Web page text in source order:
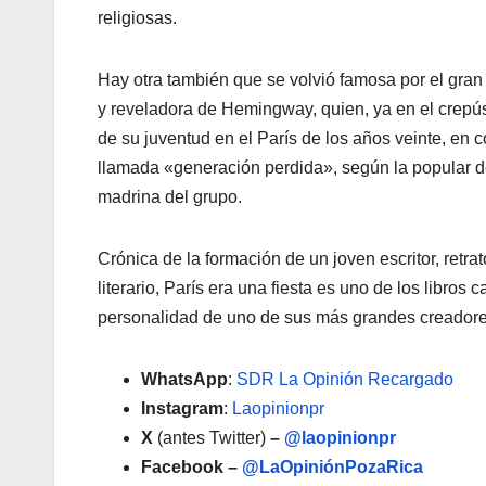
religiosas.
Hay otra también que se volvió famosa por el
y reveladora de Hemingway, quien, ya en el
de su juventud en el París de los años veinte, en
llamada «generación perdida», según la
madrina del grupo.
Crónica de la formación de un joven escritor,
literario, París era una fiesta es uno de los libros
personalidad de uno de sus más grandes
WhatsApp: SDR La Opinión Recargado
Instagram: Laopinionpr
X (antes Twitter) – @laopinionpr
Facebook – @LaOpiniónPozaRica